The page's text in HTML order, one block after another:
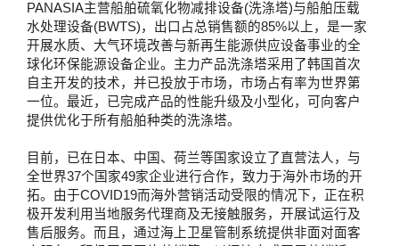
PANASIA主营船舶硫氧化物减排设备(洗涤塔)与船舶压载
水处理设备(BWTS)，出口占总销售额的85%以上，是一家
开展水质、大气环境改善与新再生能源供应设备事业的全
球化环保能源设备企业。主力产品洗涤塔采用了韩国首次
自主开发的技术，并已投放于市场，市场占有率为世界第
一位。最近，已完成产品的性能升级及小型化，可向客户
提供优化于所有船舶种类的洗涤塔。
目前，已在日本、中国、荷兰等国家设立了直营法人，与
全世界37个国家49家企业进行合作，致力于海外市场的开
拓。由于COVID19而海外营销活动受限的情况下，正在积
极开发利用当地服务代理商及无接触服务，开展试运行及
售后服务。而且，通过海上卫星管制系统提供非面对面客